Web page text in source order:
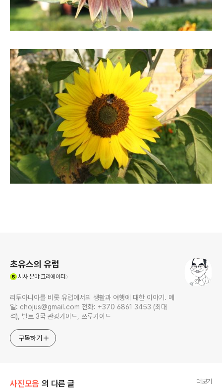
초유스의 유럽
시사분야 크리에이터
리투아니아를 비롯 유럽에서의 생활과 여행에 대한 이야기. 메
일: chojus@gmail.com 전화: +370 6861 3453 (최대
석), 발트 3국 관광가이드, 쓰루가이드
구독하기
사진모음 의 다른 글 더보기